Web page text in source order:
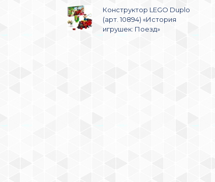
Конструктор LEGO Duplo
(арт. 10894) «История
игрушек: Поезд»